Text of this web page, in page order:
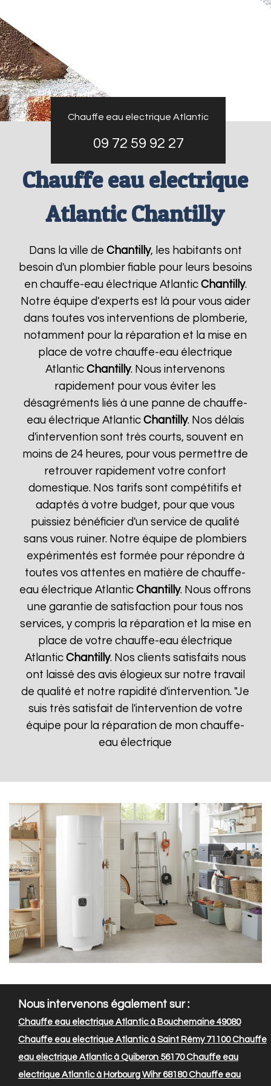
Chauffe eau electrique Atlantic
09 72 59 92 27
Chauffe eau electrique
Atlantic Chantilly
Dans la ville de Chantilly, les habitants ont
besoin d'un plombier fiable pour leurs besoins
en chauffe-eau électrique Atlantic Chantilly.
Notre équipe d'experts est là pour vous aider
dans toutes vos interventions de plomberie,
notamment pour la réparation et la mise en
place de votre chauffe-eau électrique
AtlanticChantilly. Nous intervenons
rapidement pour vous éviter les
désagréments liés à une panne de chauffe-
eau électrique Atlantic Chantilly. Nos délais
d'intervention sont très courts, souvent en
moins de 24 heures, pour vous permettre de
retrouver rapidement votre confort
domestique. Nos tarifs sont compétitifs et
adaptés à votre budget, pour que vous
puissiez bénéficier d'un service de qualité
sans vous ruiner. Notre équipe de plombiers
expérimentés est formée pour répondre à
toutes vos attentes en matière de chauffe-
eau électrique AtlanticChantilly. Nous offrons
une garantie de satisfaction pour tous nos
services, y compris la réparation et la mise en
place de votre chauffe-eau électrique
Atlantic Chantilly. Nos clients satisfaits nous
ont laissé des avis élogieux sur notre travail
de qualité et notre rapidité d'intervention. "Je
suis très satisfait de l'intervention de votre
équipe pour la réparation de mon chauffe-
eau électrique
Nous intervenons également sur :
Chauffe eau electrique Atlantic à Bouchemaine 49080
Chauffe eau electrique Atlantic à Saint Rémy 71100Chauffe
eau electrique Atlantic à Quiberon 56170Chauffe eau
electrique Atlantic à Horbourg Wihr 68180Chauffe eau